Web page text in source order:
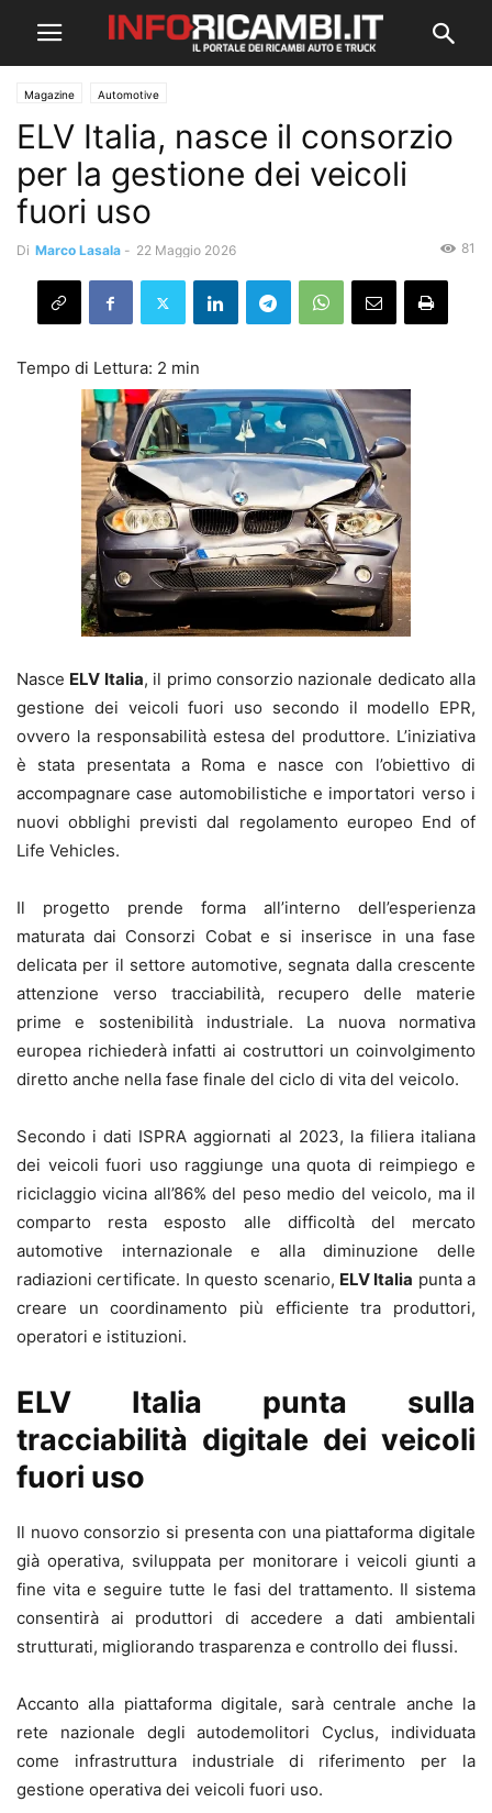
Magazine Automotive
ELV Italia, nasce il consorzio
per la gestione dei veicoli
fuori uso
Di Marco Lasala - 22 Maggio 2026 81
Nasce ELV Italia, il primo consorzio nazionale dedicato alla
gestione dei veicoli fuori uso secondo il modello EPR,
ovvero la responsabilità estesa del produttore. L’iniziativa
è stata presentata a Roma e nasce con l’obiettivo di
accompagnare case automobilistiche e importatori verso i
nuovi obblighi previsti dal regolamento europeo End of
Life Vehicles.
Il progetto prende forma all’interno dell’esperienza
maturata dai Consorzi Cobat e si inserisce in una fase
delicata per il settore automotive, segnata dalla crescente
attenzione verso tracciabilità, recupero delle materie
prime e sostenibilità industriale. La nuova normativa
europea richiederà infatti ai costruttori un coinvolgimento
diretto anche nella fase finale del ciclo di vita del veicolo.
Secondo i dati ISPRA aggiornati al 2023, la filiera italiana
dei veicoli fuori uso raggiunge una quota di reimpiego e
riciclaggio vicina all’86% del peso medio del veicolo, ma il
comparto resta esposto alle difficoltà del mercato
automotive internazionale e alla diminuzione delle
radiazioni certificate. In questo scenario, ELV Italia punta a
creare un coordinamento più efficiente tra produttori,
operatori e istituzioni.
ELV Italia punta sulla
tracciabilità digitale dei veicoli
fuori uso
Il nuovo consorzio si presenta con una piattaforma digitale
già operativa, sviluppata per monitorare i veicoli giunti a
fine vita e seguire tutte le fasi del trattamento. Il sistema
consentirà ai produttori di accedere a dati ambientali
strutturati, migliorando trasparenza e controllo dei flussi.
Accanto alla piattaforma digitale, sarà centrale anche la
rete nazionale degli autodemolitori Cyclus, individuata
come infrastruttura industriale di riferimento per la
gestione operativa dei veicoli fuori uso.